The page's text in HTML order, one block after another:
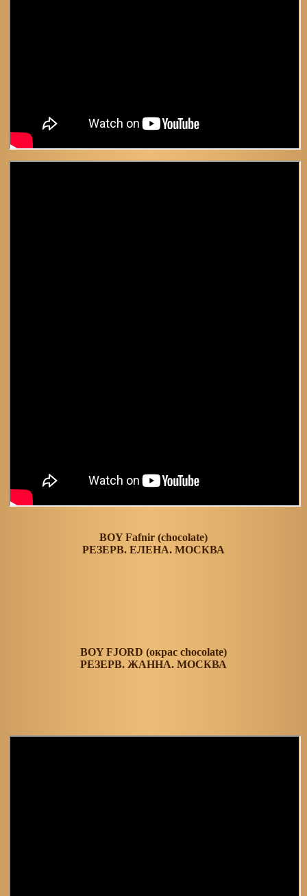
BOY Fafnir (chocolate)
РЕЗЕРВ. ЕЛЕНА. МОСКВА
BOY FJORD (окрас chocolate)
РЕЗЕРВ. ЖАННА. МОСКВА